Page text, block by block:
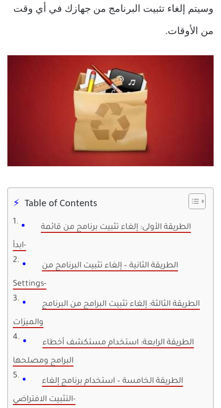
وسيتم إلغاء تثبيت البرنامج من جهازك في أي وقت
من الأوقات.
Table of Contents
الطريقة الأولى: إلغاء تثبيت برنامج من قائمة
ابدأ-
الطريقة الثانية – إلغاء تثبيت البرنامج من
Settings-
الطريقة الثالثة: إلغاء تثبيت البرامج من البرنامج
والميزات
الطريقة الرابعة: استخدام مستكشف أخطاء
البرامج ومصلحها
الطريقة الخامسة – استخدام برنامج إلغاء
التثبيت الافتراضي-